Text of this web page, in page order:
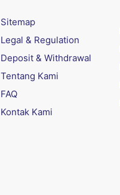
Sitemap
Legal & Regulation
Deposit & Withdrawal
Tentang Kami
FAQ
Kontak Kami